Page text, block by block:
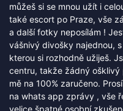
můžeš si se mnou užít i
také escort po Praze, vše
a další fotky neposílám !
vášnivý divošky najednou,
kterou si rozhodně užiješ.
centru, takže žádný ošklivý
mě na 100% zaručeno.
na whats app zprávy , vše